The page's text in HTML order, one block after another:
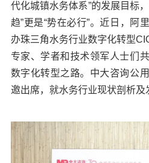
代化城镇水务体系”的发展目标，
趋”更是“势在必行”。近日，阿
办珠三角水务行业数字化转型
专家、学者和技术领军人士们
数字化转型之路。中大咨询公
邀出席，就水务行业现状剖析及